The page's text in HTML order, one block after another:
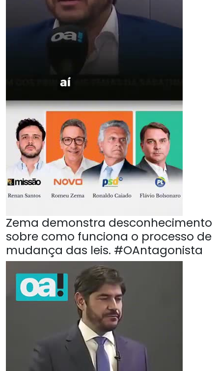
Zema demonstra desconhecimento
sobre como funciona o processo de
mudança das leis. #OAntagonista